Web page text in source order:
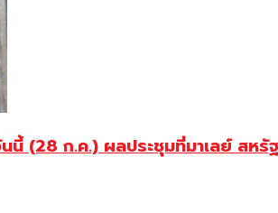
(28 ก.ค.) ผลประชุมที่มาเลย์ สหรั